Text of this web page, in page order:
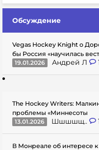
Обсуждение
Vegas Hockey Knight о
бы Россия «научилась
19.01.2026
Андрей Л
The Hockey Writers:
проблемы «Миннесоты
13.01.2026
Шшшшщ..
В Монреале об интересе